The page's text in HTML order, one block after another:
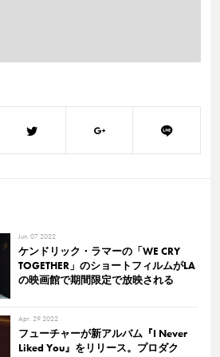
Jun. 07 2022
ケンドリック・ラマーの「WE CRY
TOGETHER」のショートフィルムがLA
の映画館で期間限定で放映される
Apr. 29 2022
フューチャーが新アルバム『I Never
Liked You』をリリース。プロダク